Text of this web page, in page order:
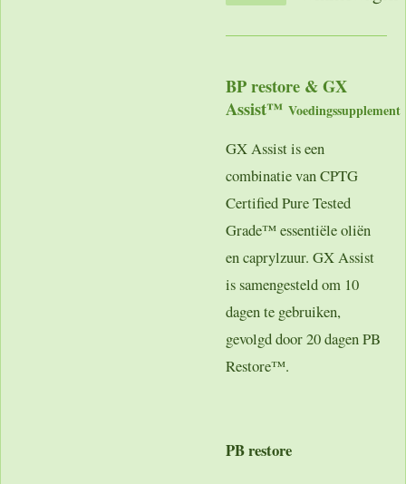
BP restore & GX
Assist™ Voedingssupplement
GX Assist is een
combinatie van CPTG
Certified Pure Tested
Grade™ essentiële oliën
en caprylzuur. GX Assist
is samengesteld om 10
dagen te gebruiken,
gevolgd door 20 dagen PB
Restore™.
PB restore